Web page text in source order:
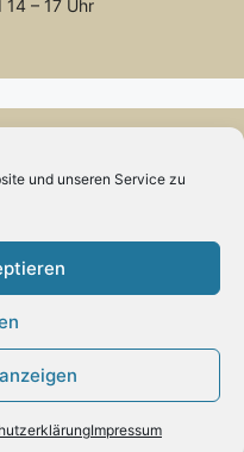
und unseren Service zu
Impressum
– 17 Uhr